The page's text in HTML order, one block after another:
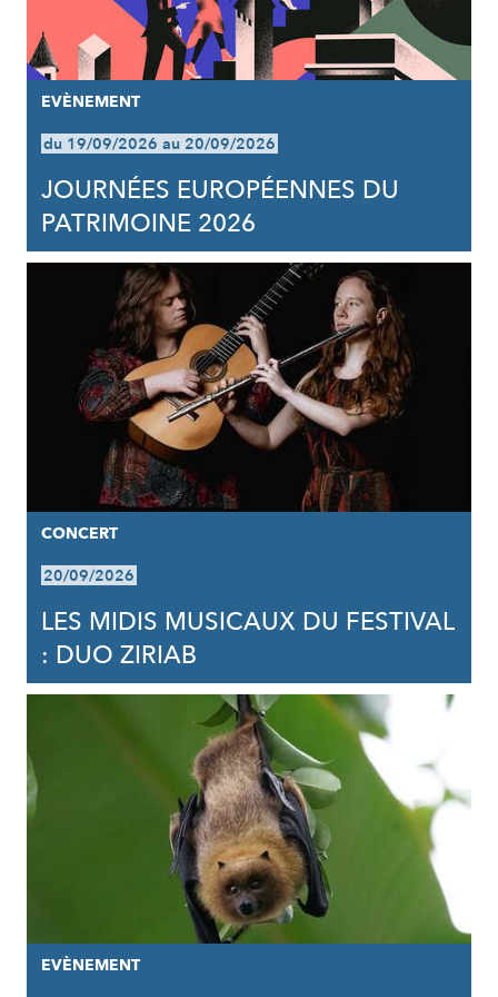
EVÈNEMENT
du 19/09/2026 au 20/09/2026
JOURNÉES EUROPÉENNES DU
PATRIMOINE 2026
CONCERT
20/09/2026
LES MIDIS MUSICAUX DU FESTIVAL
: DUO ZIRIAB
EVÈNEMENT